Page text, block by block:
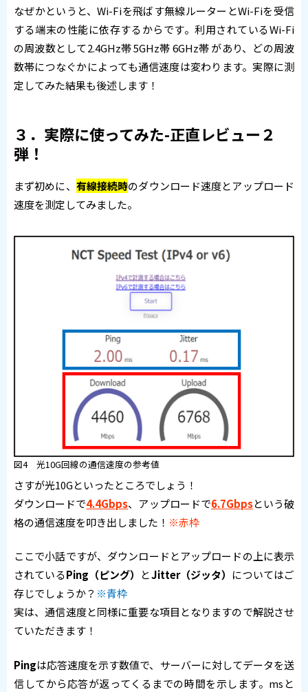
なぜかというと、Wi-Fiを飛ばす無線ルーターとWi-Fiを受信
する端末の性能に依存するからです。利用されているWi-Fi
の周波数として2.4GHz帯 5GHz帯 6GHz帯 があり、どの周波
数帯につなぐかによっても通信速度は変わります。実際に測
定してみた結果も後述します！
３．実際に使ってみた-正直レビュー２
弾！
まず初めに、 有線接続時のダウンロード速度とアップロード
速度を測定してみました。
図4 光10G回線の通信速度の参考値
さすが光10Gといったところでしょう！
ダウンロードで4.4Gbps、アップロードで6.7Gbpsという破
格の通信速度を叩き出しました！ ※赤枠
ここで小話ですが、ダウンロードとアップロードの上に表示
されているPing（ピング） とJitter（ジッタ） についてはご
存じでしょうか？ ※青枠
実は、通信速度と同様に重要な項目となりますので解説させ
ていただきます！
Pingは応答速度を示す数値で、サーバーに対してデータを送
信してから応答が返ってくるまでの時間を示します。msと